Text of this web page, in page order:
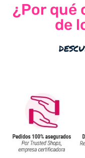
¿Por qué
de